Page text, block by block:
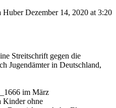
Huber Dezember 14, 2020 at 3:20
Streitschrift gegen die
Jugendämter in Deutschland,
im März
Kinder ohne